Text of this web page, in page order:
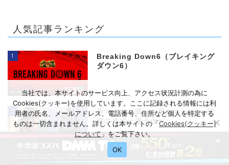
人気記事ランキング
1
Breaking Down6（ブレイキング
ダウン6）
新マグロに賭けた男たち2023〜地
獄の海で一攫千金〜
当社では、本サイトのサービス向上、アクセス状況計測の為に
Cookies(クッキー)を使用しています。ここに記録される情報には利
用者の氏名、メールアドレス、電話番号、住所など個人を特定する
ものは一切含まれません。詳しくは本サイトの「Cookies(クッキー)
について 」をご覧下さい。
OK